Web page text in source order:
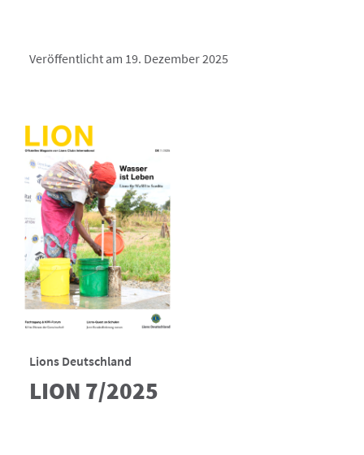
Veröffentlicht am 19. Dezember 2025
Lions Deutschland
LION 7/2025